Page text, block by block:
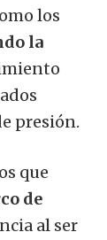
los
la
presión.
que
de
al ser